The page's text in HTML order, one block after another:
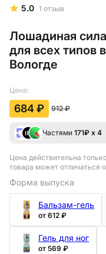
5.0 1 отзыв
Лошадиная
для всех типов
Вологде
Цена:
684 ₽ 912 ₽
Частями 171₽ х 4
Цена действительна
товара может отличаться
Форма выпуска
Бальзам-гель
от 612 ₽
Гель для ног
от 569 ₽